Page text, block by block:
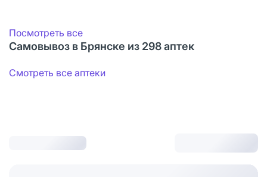
Посмотреть все
Самовывоз в Брянске из 298 аптек
Смотреть все аптеки